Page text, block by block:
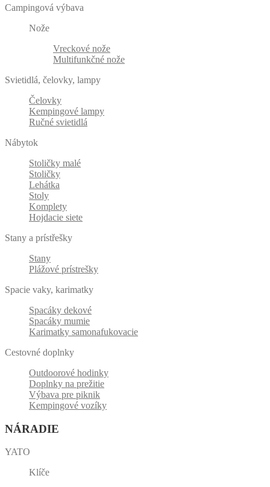
Campingová výbava
Nože
Vreckové nože
Multifunkčné nože
Svietidlá, čelovky, lampy
Čelovky
Kempingové lampy
Ručné svietidlá
Nábytok
Stoličky malé
Stoličky
Lehátka
Stoly
Komplety
Hojdacie siete
Stany a prístřešky
Stany
Plážové prístrešky
Spacie vaky, karimatky
Spacáky dekové
Spacáky mumie
Karimatky samonafukovacie
Cestovné doplnky
Outdoorové hodinky
Doplnky na prežitie
Výbava pre piknik
Kempingové vozíky
NÁRADIE
YATO
Klíče